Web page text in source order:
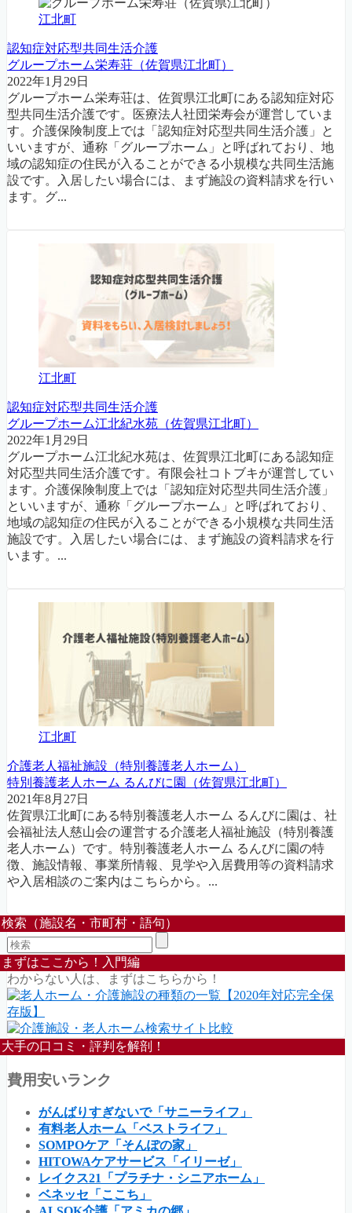
江北町
認知症対応型共同生活介護
グループホーム栄寿荘（佐賀県江北町）
2022年1月29日
グループホーム栄寿荘は、佐賀県江北町にある認知症対応
型共同生活介護です。医療法人社団栄寿会が運営していま
す。介護保険制度上では「認知症対応型共同生活介護」と
いいますが、通称「グループホーム」と呼ばれており、地
域の認知症の住民が入ることができる小規模な共同生活施
設です。入居したい場合には、まず施設の資料請求を行い
ます。グ...
江北町
認知症対応型共同生活介護
グループホーム江北紀水苑（佐賀県江北町）
2022年1月29日
グループホーム江北紀水苑は、佐賀県江北町にある認知症
対応型共同生活介護です。有限会社コトブキが運営してい
ます。介護保険制度上では「認知症対応型共同生活介護」
といいますが、通称「グループホーム」と呼ばれており、
地域の認知症の住民が入ることができる小規模な共同生活
施設です。入居したい場合には、まず施設の資料請求を行
います。...
江北町
介護老人福祉施設（特別養護老人ホーム）
特別養護老人ホーム るんびに園（佐賀県江北町）
2021年8月27日
佐賀県江北町にある特別養護老人ホーム るんびに園は、社
会福祉法人慈山会の運営する介護老人福祉施設（特別養護
老人ホーム）です。特別養護老人ホーム るんびに園の特
徴、施設情報、事業所情報、見学や入居費用等の資料請求
や入居相談のご案内はこちらから。...
検索（施設名・市町村・語句）
まずはここから！入門編
わからない人は、まずはこちらから！
大手の口コミ・評判を解剖！
費用安いランク
がんばりすぎないで「サニーライフ」
有料老人ホーム「ベストライフ」
SOMPOケア「そんぽの家」
HITOWAケアサービス「イリーゼ」
レイクス21「プラチナ・シニアホーム」
ベネッセ「ここち」